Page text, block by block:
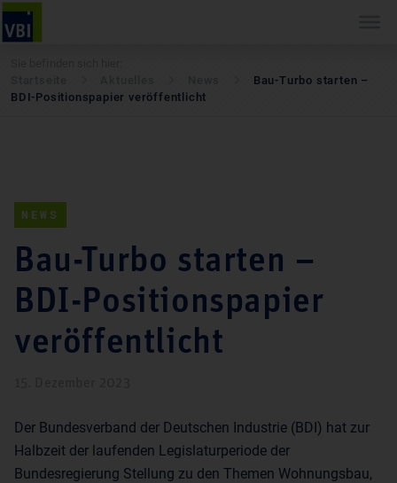
Bau-Turbo starten –
BDI-Positionspapier veröffentlicht
NEWS
Bau-Turbo starten –
BDI-Positionspapier
veröffentlicht
Der Bundesverband der Deutschen Industrie (BDI) hat zur
Halbzeit der laufenden Legislaturperiode der
Bundesregierung Stellung zu den Themen Wohnungsbau,